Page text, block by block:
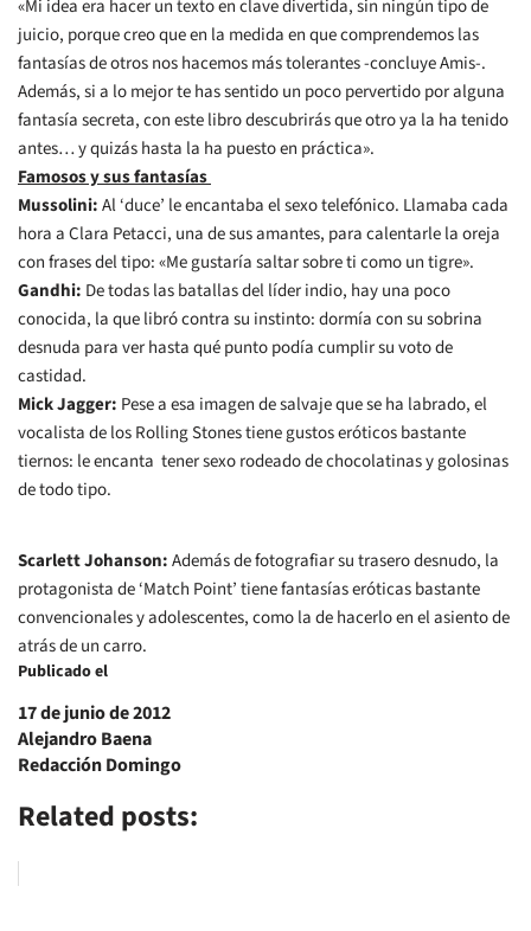
«Mi idea era hacer un texto en clave divertida, sin ningún tipo de
juicio, porque creo que en la medida en que comprendemos las
fantasías de otros nos hacemos más tolerantes -concluye Amis-.
Además, si a lo mejor te has sentido un poco pervertido por alguna
fantasía secreta, con este libro descubrirás que otro ya la ha tenido
antes… y quizás hasta la ha puesto en práctica».
Famosos y sus fantasías
Mussolini:Al ‘duce’ le encantaba el sexo telefónico. Llamaba cada
hora a Clara Petacci, una de sus amantes, para calentarle la oreja
con frases del tipo: «Me gustaría saltar sobre ti como un tigre».
Gandhi: De todas las batallas del líder indio, hay una poco
conocida, la que libró contra su instinto: dormía con su sobrina
desnuda para ver hasta qué punto podía cumplir su voto de
castidad.
Mick Jagger: Pese a esa imagen de salvaje que se ha labrado, el
vocalista de los Rolling Stones tiene gustos eróticos bastante
tiernos: le encanta tener sexo rodeado de chocolatinas y golosinas
de todo tipo.
Scarlett Johanson:Además de fotografiar su trasero desnudo, la
protagonista de ‘Match Point’ tiene fantasías eróticas bastante
convencionales y adolescentes, como la de hacerlo en el asiento de
atrás de un carro.
Publicado el
17 de junio de 2012
Alejandro Baena
Redacción Domingo
Related posts: